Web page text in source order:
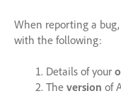
When reporting a
with the following:
Details of your
The version of